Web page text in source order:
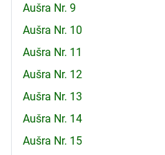
Aušra Nr. 9
Aušra Nr. 10
Aušra Nr. 11
Aušra Nr. 12
Aušra Nr. 13
Aušra Nr. 14
Aušra Nr. 15